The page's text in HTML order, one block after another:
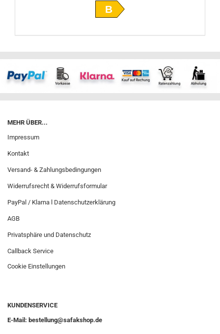
B
MEHR ÜBER...
Impressum
Kontakt
Versand- & Zahlungsbedingungen
Widerrufsrecht & Widerrufsformular
PayPal / Klarna l Datenschutzerklärung
AGB
Privatsphäre und Datenschutz
Callback Service
Cookie Einstellungen
KUNDENSERVICE
E-Mail: bestellung@safakshop.de